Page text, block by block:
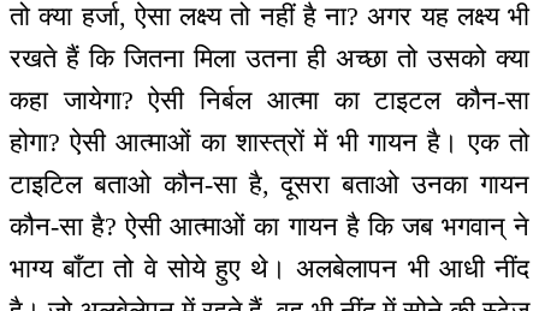
तो क्या हर्जा, ऐसा लक्ष्य तो नहीं है ना? अगर यह लक्ष्य भी
रखते हैं कि जितना मिला उतना ही अच्छा तो उसको क्या
कहा जायेगा? ऐसी निर्बल आत्मा का टाइटल कौन-सा
होगा? ऐसी आत्माओं का शास्त्रों में भी गायन है। एक तो
टाइटिल बताओ कौन-सा है, दूसरा बताओ उनका गायन
कौन-सा है? ऐसी आत्माओं का गायन है कि जब भगवान् ने
भाग्य बाँटा तो वे सोये हुए थे। अलबेलापन भी आधी नींद